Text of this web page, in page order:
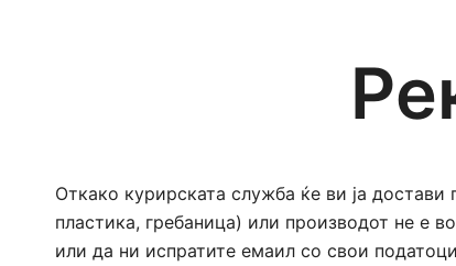
Откако курирската служба ќе ви ја
пластика, гребаница) или производот не е
или да ни испратите емаил со свои